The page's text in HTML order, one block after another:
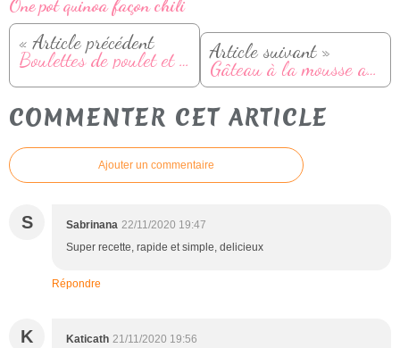
One pot quinoa façon chili
« Article précédent
Boulettes de poulet et pâtes aux champignons au Cookeo Article suivant »
Gâteau à la mousse au chocolat (despacito)
COMMENTER CET ARTICLE
Ajouter un commentaire
S Sabrinana 22/11/2020 19:47
Super recette, rapide et simple, delicieux
Répondre
K Katicath 21/11/2020 19:56